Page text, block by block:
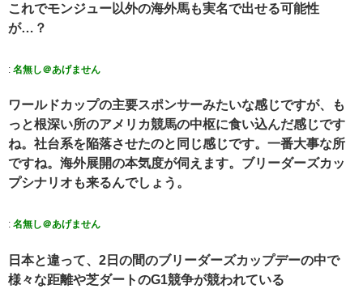
これでモンジュー以外の海外馬も実名で出せる可能性
が…？
: 名無し＠あげません
ワールドカップの主要スポンサーみたいな感じですが、も
っと根深い所のアメリカ競馬の中枢に食い込んだ感じです
ね。社台系を陥落させたのと同じ感じです。一番大事な所
ですね。海外展開の本気度が伺えます。ブリーダーズカッ
プシナリオも来るんでしょう。
: 名無し＠あげません
⁠日本と違って、2日の間のブリーダーズカップデーの中で
様々な距離や芝ダートのG1競争が競われている